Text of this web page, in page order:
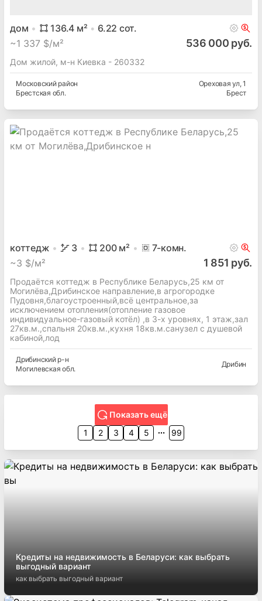
дом 136.4 м² 6.22 сот.
~1 337 $/м² 536 000 руб.
Дом жилой, м-н Киевка - 260332
Московскийрайон
Брестская обл.
Ореховая ул, 1
Брест
коттедж 3 200м² 7-комн.
~3 $/м² 1 851 руб.
Продаётся коттедж в Республике Беларусь,25 км от
Могилёва,Дрибинское направление,в агрогородке
Пудовня,благоустроенный,всё центральное,за
исключением отопления(отопление газовое
индивидуальное-газовый котёл) ,в 3-х уровнях, 1 этаж,зал
27кв.м.,спальня 20кв.м.,кухня 18кв.м.санузел с душевой
кабиной,лод
Дрибинскийр-н
Могилевская обл.
Дрибин
Показать ещё
1
2 3 4 5 99
Кредиты на недвижимость в Беларуси: как выбрать
выгодный вариант
как выбрать выгодный вариант